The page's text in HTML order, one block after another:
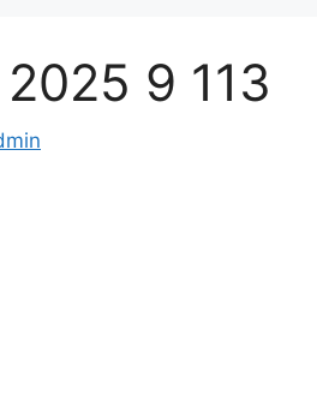
9 113